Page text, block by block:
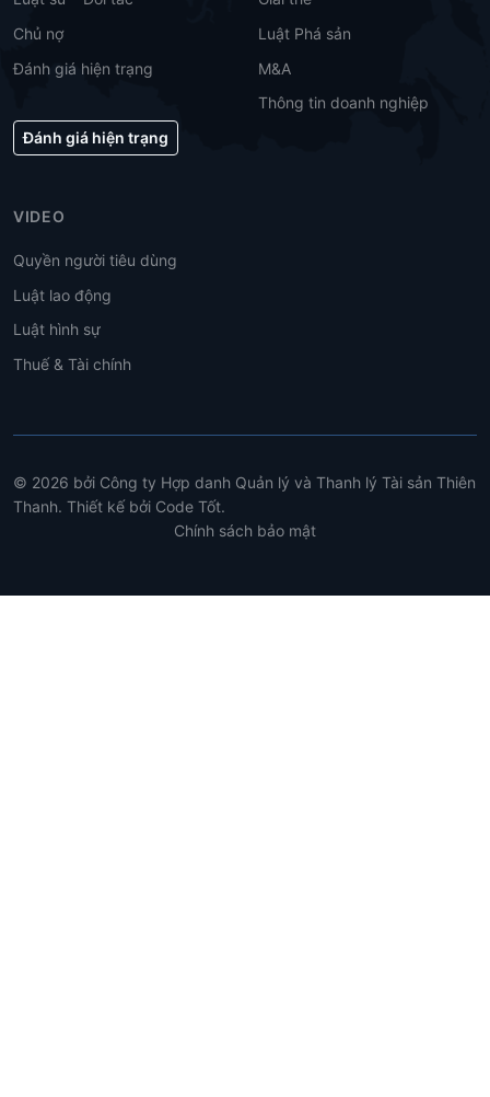
Chủ nợ
Đánh giá hiện trạng
Đánh giá hiện trạng
Luật Phá sản
M&A
Thông tin doanh nghiệp
VIDEO
Quyền người tiêu dùng
Luật lao động
Luật hình sự
Thuế & Tài chính
© 2026 bởi Công ty Hợp danh Quản lý và Thanh lý Tài sản Thiên
Thanh. Thiết kế bởi Code Tốt.
Chính sách bảo mật